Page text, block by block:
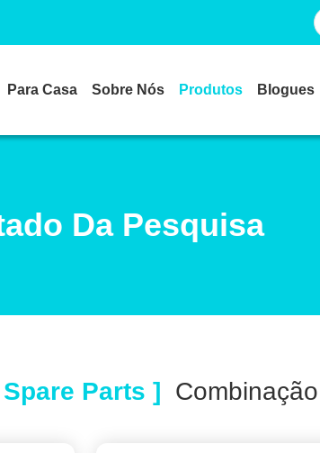
Para Casa Sobre Nós Produtos Blogues
Da Pesquisa
Parts ] Combinação